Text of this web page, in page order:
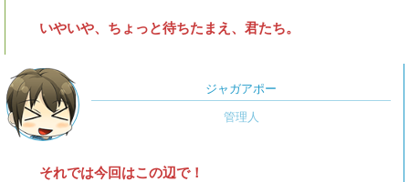
いやいや、ちょっと待ちたまえ、君たち。
ジャガアポー
それでは今回はこの辺で！